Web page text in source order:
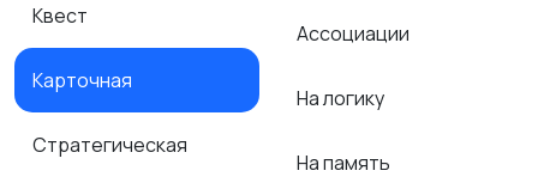
Квест
Карточная
Стратегическая
Ассоциации
На логику
На память